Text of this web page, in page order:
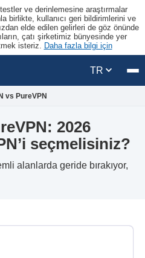
ve derinlemesine araştırmalar
birlikte, kullanıcı geri bildirimlerini ve
elde edilen gelirleri de göz önünde
çatı şirketimiz bünyesinde yer
isteriz. Daha fazla bilgi için
TR
vs PureVPN
2026
seçmelisiniz?
alanlarda geride bırakıyor,